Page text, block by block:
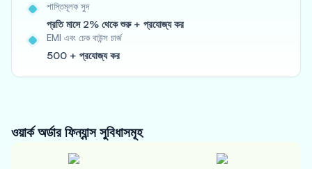
শাস্তিমূলক সুদ
প্রতি মাসে 2% থেকে শুরু + প্রযোজ্য কর
EMI এবং চেক বাউন্স চার্জ
500 + প্রযোজ্য কর
ওয়ার্ক অর্ডার ফিন্যান্সসুবিধাসমূহ